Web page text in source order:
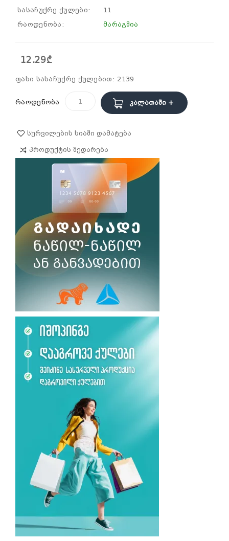
სასაჩუქრე ქულები:
11
რაოდენობა:
მარაგშია
12.29₾
ფასი სასაჩუქრე ქულებით: 2139
რაოდენობა Კალათაში +
Სურვილების Სიაში Დამატება
Პროდუქტის Შედარება